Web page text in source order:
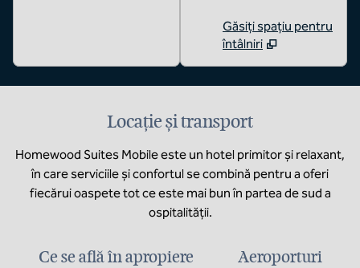
Găsiți spațiu pentru
întâlniri
Locație și transport
Homewood Suites Mobile este un hotel primitor și relaxant,
în care serviciile și confortul se combină pentru a oferi
fiecărui oaspete tot ce este mai bun în partea de sud a
ospitalității.
Ce se află în apropiere Aeroporturi